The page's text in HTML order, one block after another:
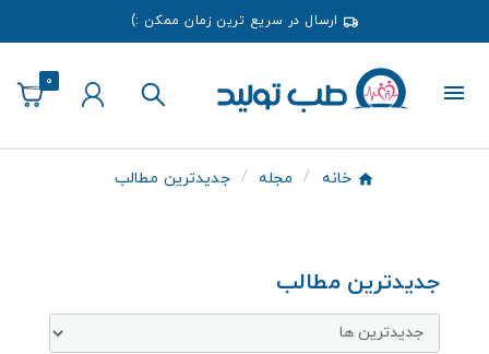
ارسال در سریع ترین زمان ممکن :)
0
خانه مجله جدیدترین مطالب
جدیدترین مطالب